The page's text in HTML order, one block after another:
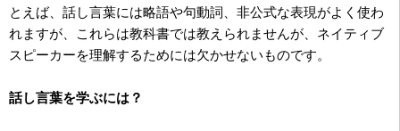
とえば、話し言葉には略語や句動詞、非公式な表現がよく使わ
れますが、これらは教科書では教えられませんが、ネイティブ
スピーカーを理解するためには欠かせないものです。
話し言葉を学ぶには？